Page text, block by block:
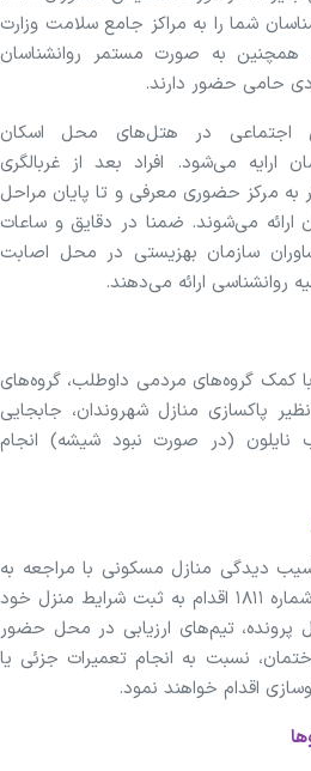
شما را به مراکز جامع سلامت وزارت
به صورت مستمر روانشناسان
حامی حضور دارند.
اجتماعی در هتل‌های محل اسکان
می‌شود. افراد بعد از غربالگری
به مرکز حضوری معرفی و تا پایان مراحل
می‌شوند. ضمنا در دقایق و ساعات
سازمان بهزیستی در محل اصابت
روانشناسی ارائه می‌دهند.
کمک گروه‌های مردمی داوطلب، گروه‌های
پاکسازی منازل شهروندان، جابجایی
نایلون (در صورت نبود شیشه) انجام
دیدگی منازل مسکونی با مراجعه به
شهرداری نواحی و یا تماس با شماره ۱۸۱۱ اقدام به ثبت شرایط منزل خود
پرونده، تیم‌های ارزیابی در محل حضور
نسبت به انجام تعمیرات جزئی یا
اقدام خواهند نمود.